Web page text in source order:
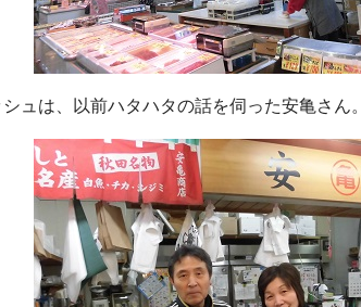
ュは、以前ハタハタの話を伺った安亀さん。